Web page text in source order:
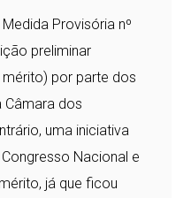
Medida Provisória nº
preliminar
por parte dos
Câmara dos
uma iniciativa
Nacional e
já que ficou